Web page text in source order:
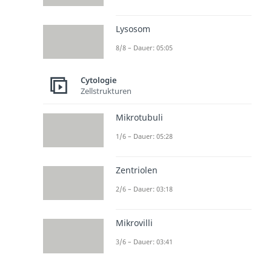
Lysosom
8/8 – Dauer: 05:05
Cytologie
Zellstrukturen
Mikrotubuli
1/6 – Dauer: 05:28
Zentriolen
2/6 – Dauer: 03:18
Mikrovilli
3/6 – Dauer: 03:41